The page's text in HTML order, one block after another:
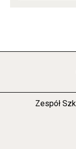
Zespół